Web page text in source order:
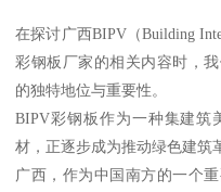
在探讨广西BIPV（Building
彩钢板厂家的相关内容时，
的独特地位与重要性。
BIPV彩钢板作为一种集建筑
材，正逐步成为推动绿色建筑
广西，作为中国南方的一个